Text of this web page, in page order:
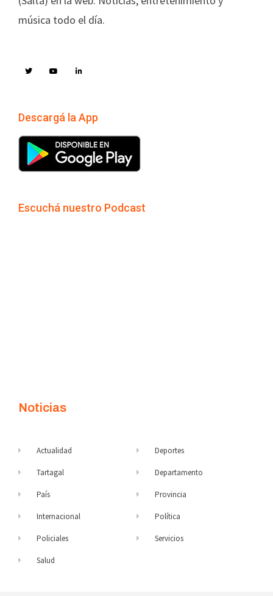
música todo el día.
Descargá la App
Escuchá nuestro Podcast
Noticias
Actualidad
Tartagal
País
Internacional
Policiales
Salud
Deportes
Departamento
Provincia
Política
Servicios